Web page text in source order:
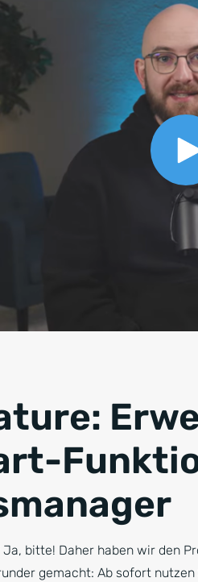
bitte! Daher haben wir den
gemacht: Ab sofort